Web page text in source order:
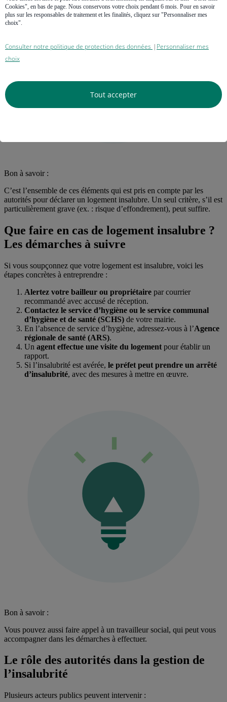
Bon à savoir :
C’est l’ensemble de ces éléments qui est pris en compte par les
autorités pour déclarer un logement insalubre. Un seul critère, s’il est
particulièrement grave (ex. : risque d’effondrement), peut suffire.
Que faire en cas de logement insalubre ?
Les démarches à suivre
Si vous soupçonnez que votre logement est insalubre, voici les
étapes concrètes à entreprendre :
Alertez votre bailleur ou propriétaire par courrier
recommandé avec accusé de réception.
Contactez le service d’hygiène ou le service communal
d’hygiène et de santé (SCHS) de votre mairie.
En l’absence de service d’hygiène, adressez-vous à l’Agence
régionale de santé (ARS).
Un agent effectue une visite du logement pour établir un
rapport.
Si l’insalubrité est avérée, le préfet peut prendre un arrêté
d’insalubrité, avec des mesures à mettre en œuvre.
Bon à savoir :
Vous pouvez aussi faire appel à un travailleur social, qui peut vous
accompagner dans les démarches à effectuer.
Le rôle des autorités dans la gestion de
l’insalubrité
Plusieurs acteurs publics peuvent intervenir :
Cookies", en bas de page. Nous conservons votre choix pendant 6 mois. Pour en savoir
plus sur les responsables de traitement et les finalités, cliquez sur "Personnaliser mes
choix".
Consulter notre politique de protection des données
Personnaliser mes
choix
Tout accepter